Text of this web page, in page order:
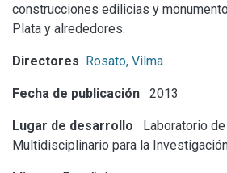
construcciones edilicias y
Plata y alrededores.
Directores Rosato, Vilma
Fecha de publicación 2013
Lugar de desarrollo
Laboratorio
Multidisciplinario para la